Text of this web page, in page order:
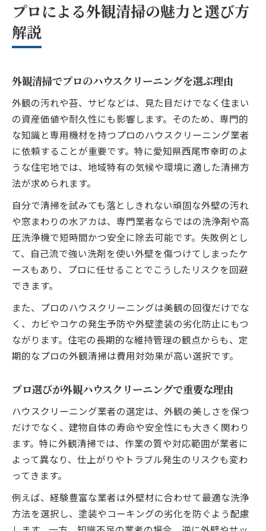
プロによる外観清掃の魅力と選び方
解説
外観清掃でプロのハウスクリーニングを選ぶ理由
外観の汚れや苔、サビなどは、見た目だけでなく住まい
の資産価値や耐久性にも影響します。そのため、専門的
な知識と専用機材を持つプロのハウスクリーニング業者
に依頼することが重要です。特に愛知県西尾市幸町のよ
うな住宅地では、地域特有の気候や環境に適した清掃方
法が求められます。
自分で清掃を試みても落としきれない頑固な外壁の汚れ
や窓まわりの水アカは、専門業者ならではの洗浄剤や高
圧洗浄機で短時間かつ安全に除去可能です。失敗例とし
て、自己流で強い洗剤を使い外壁を傷つけてしまったケ
ースもあり、プロに任せることでこうしたリスクを回避
できます。
また、プロのハウスクリーニングは美観の回復だけでな
く、カビやコケの発生予防や外壁塗装の劣化防止にもつ
ながります。住宅の長期的な維持管理の観点からも、定
期的なプロの外観清掃は費用対効果が高い選択です。
プロ選びが外観ハウスクリーニングで重要な理由
ハウスクリーニング業者の選定は、外観の美しさを保つ
だけでなく、建物自体の寿命や安全性にも大きく関わり
ます。特に外観清掃では、作業の質や対応範囲が業者に
よって異なり、仕上がりやトラブル発生のリスクも変わ
ってきます。
例えば、経験豊富な業者は外壁材に合わせて最適な洗浄
方法を選択し、塗装やコーキングの劣化を防ぐよう配慮